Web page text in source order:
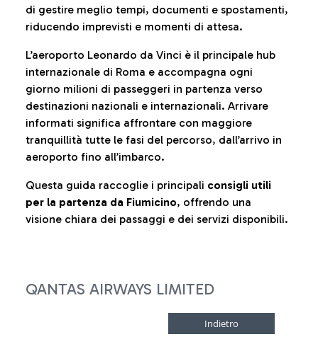
di gestire meglio tempi, documenti e spostamenti,
riducendo imprevisti e momenti di attesa.
L’aeroporto Leonardo da Vinci è il principale hub
internazionale di Roma e accompagna ogni
giorno milioni di passeggeri in partenza verso
destinazioni nazionali e internazionali. Arrivare
informati significa affrontare con maggiore
tranquillità tutte le fasi del percorso, dall’arrivo in
aeroporto fino all’imbarco.
Questa guida raccoglie i principali consigli utili
per la partenza da Fiumicino, offrendo una
visione chiara dei passaggi e dei servizi disponibili.
QANTAS AIRWAYS LIMITED